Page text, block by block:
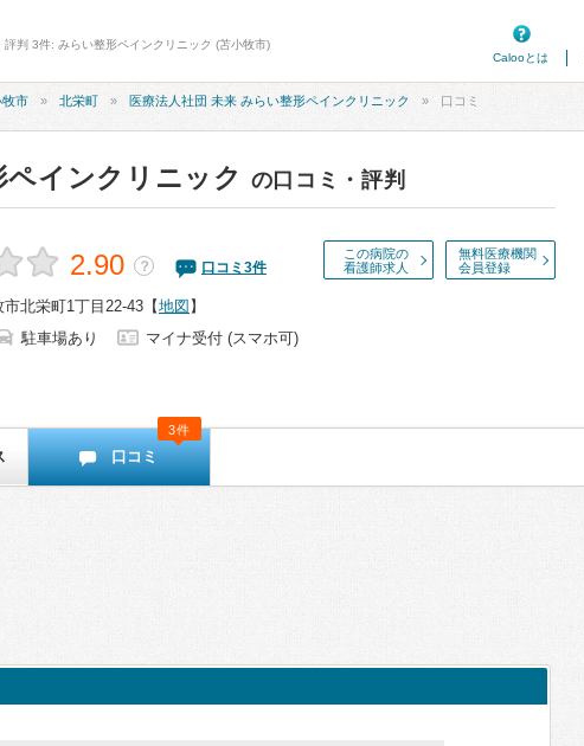
判 3件: みらい整形ペインクリニック (苫小牧市)
Calooとは
牧市 北栄町 医療法人社団 未来 みらい整形ペインクリニック 口コミ
ペインクリニック の口コミ・評判
この病院の
看護師求人
無料医療機関
会員登録
2.90 ？ 口コミ 3件
北栄町1丁目22-43 【地図 】
駐車場あり
マイナ受付 (スマホ可)
口コミ
3件